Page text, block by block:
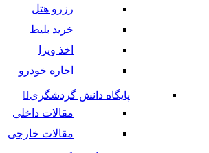
رزرو هتل
خرید بلیط
اخذ ویزا
اجاره خودرو
پایگاه دانش گردشگری
مقالات داخلی
مقالات خارجی